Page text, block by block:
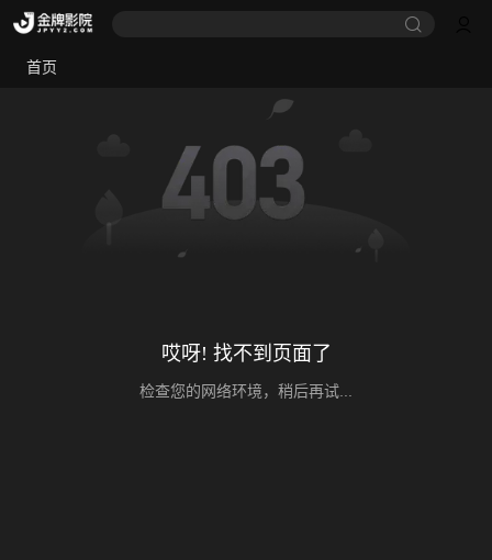
首页
哎呀! 找不到页面了
检查您的网络环境，稍后再试...